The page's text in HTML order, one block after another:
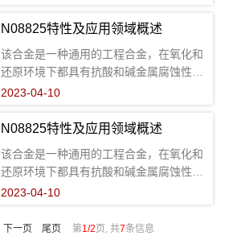
如硫酸、磷酸、硝酸和有机酸，碱金属如
N08825特性及应用领域概述
该合金是一种通用的工程合金，在氧化和
还原环境下都具有抗酸和碱金属腐蚀性能
高镍成份使合金具有有效的抗应力腐蚀开
如硫酸、磷酸、硝酸和有机酸，碱金属如
2023-04-10
N08825特性及应用领域概述
该合金是一种通用的工程合金，在氧化和
还原环境下都具有抗酸和碱金属腐蚀性能
高镍成份使合金具有有效的抗应力腐蚀开
如硫酸、磷酸、硝酸和有机酸，碱金属如
2023-04-10
下一页 尾页 第1/2页, 共7条信息